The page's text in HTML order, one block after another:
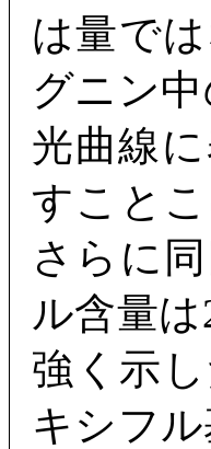
は量で
グニン
光曲線
すこと
さらに
ル含量
強く示
キシフ